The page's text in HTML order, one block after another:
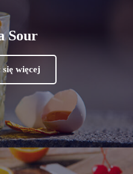
Sour
się więcej